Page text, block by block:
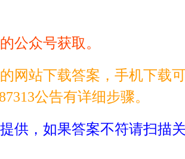
公众号获取。
网站下载答案，手机下载
公告有详细步骤。
供，如果答案不符请扫描